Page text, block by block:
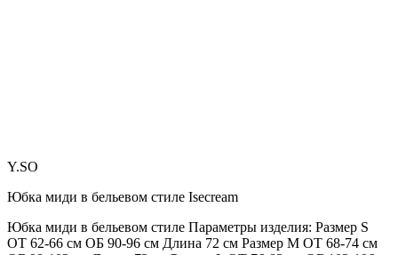
Y.SO
Юбка миди в бельевом стиле Isecream
Юбка миди в бельевом стиле Параметры изделия: Размер S
ОТ 62-66 см ОБ 90-96 см Длина 72 см Размер М ОТ 68-74 см